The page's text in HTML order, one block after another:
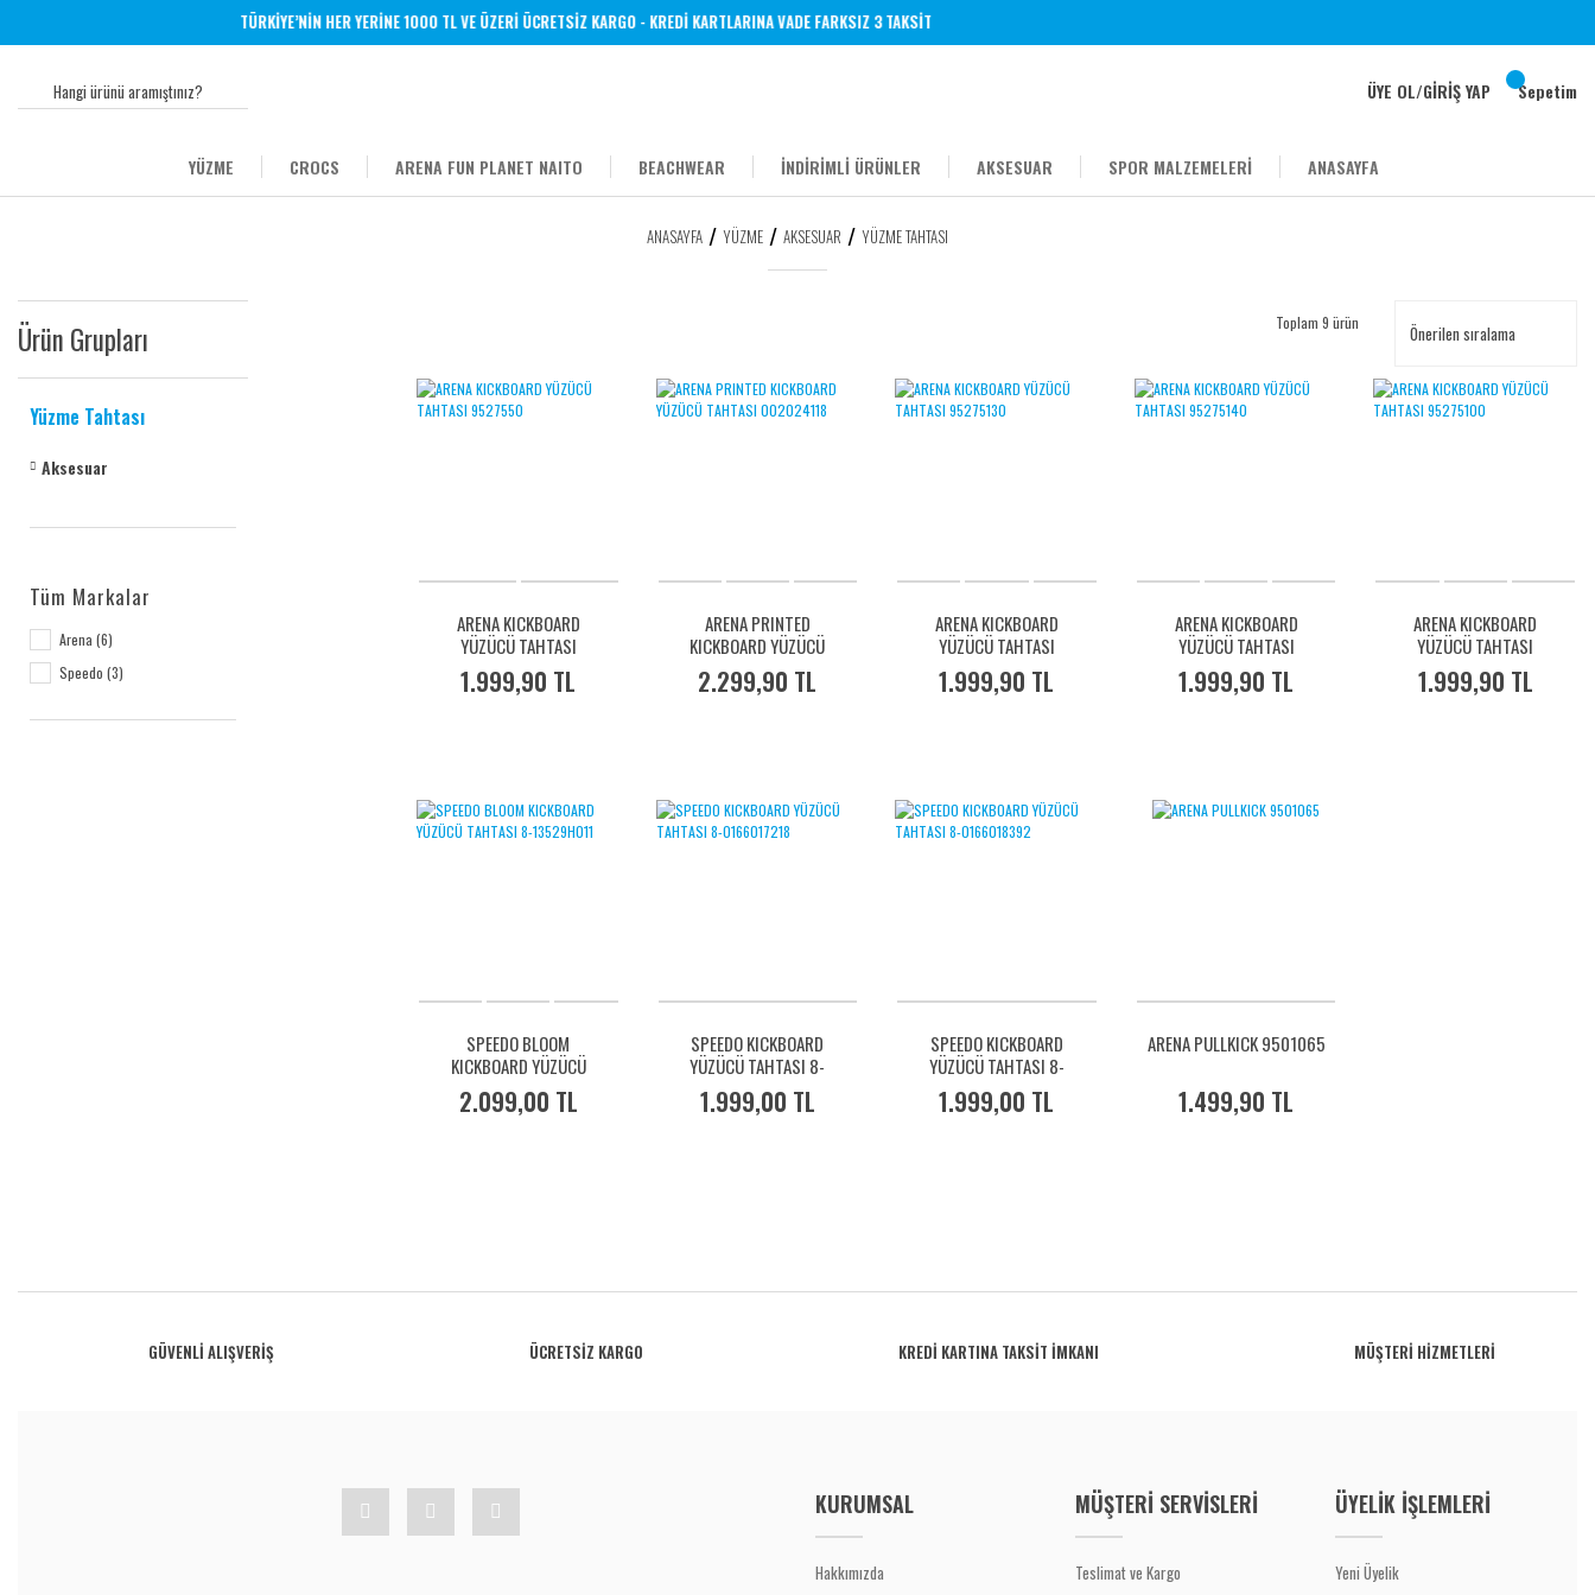
TÜRKİYE’NİN HER YERİNE 1000 TL VE ÜZERİ ÜCRETSİZ KARGO - KREDİ KARTLARINA VADE FARKSIZ 3 TAKSİT
ÜYE OL/GİRİŞ YAP Sepetim
YÜZME CROCS ARENA FUN PLANET NAITO BEACHWEAR İNDİRİMLİ ÜRÜNLER AKSESUAR SPOR MALZEMELERİ ANASAYFA
ANASAYFA YÜZME AKSESUAR YÜZME TAHTASI
Ürün Grupları
Yüzme Tahtası
Aksesuar
Tüm Markalar
Arena (6)
Speedo (3)
Toplam 9 ürün
ARENA KICKBOARD
YÜZÜCÜ TAHTASI
9527550
1.999,90 TL
ARENA PRINTED
KICKBOARD YÜZÜCÜ
TAHTASI 002024118
2.299,90 TL
ARENA KICKBOARD
YÜZÜCÜ TAHTASI
95275130
1.999,90 TL
ARENA KICKBOARD
YÜZÜCÜ TAHTASI
95275140
1.999,90 TL
ARENA KICKBOARD
YÜZÜCÜ TAHTASI
95275100
1.999,90 TL
SPEEDO BLOOM
KICKBOARD YÜZÜCÜ
TAHTASI 8-13529H011
2.099,00 TL
SPEEDO KICKBOARD
YÜZÜCÜ TAHTASI 8-
0166017218
1.999,00 TL
SPEEDO KICKBOARD
YÜZÜCÜ TAHTASI 8-
0166018392
1.999,00 TL
ARENA PULLKICK 9501065
1.499,90 TL
GÜVENLİ ALIŞVERİŞ ÜCRETSİZ KARGO KREDİ KARTINA TAKSİT İMKANI MÜŞTERİ HİZMETLERİ
KURUMSAL
Hakkımızda
MÜŞTERİ SERVİSLERİ
Teslimat ve Kargo
ÜYELİK İŞLEMLERİ
Yeni Üyelik